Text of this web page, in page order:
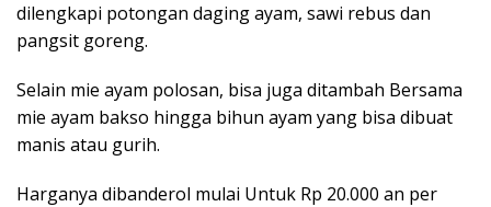
dilengkapi potongan daging ayam, sawi rebus dan
pangsit goreng.
Selain mie ayam polosan, bisa juga ditambah Bersama
mie ayam bakso hingga bihun ayam yang bisa dibuat
manis atau gurih.
Harganya dibanderol mulai Untuk Rp 20.000 an per